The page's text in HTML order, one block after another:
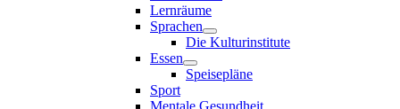
Lernräume
Sprachen
Die Kulturinstitute
Essen
Speisepläne
Sport
Mentale Gesundheit